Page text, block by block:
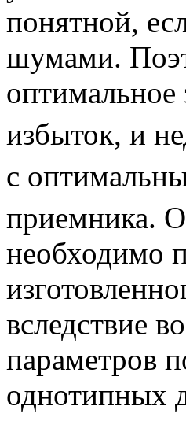
понятной,
шумами.
оптимальное
избыток, и
с
приемника.
необходимо
вследствие
параметров
однотипных